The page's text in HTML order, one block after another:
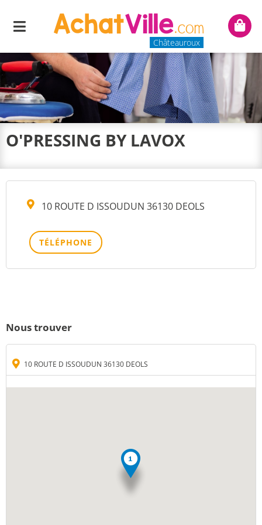
Menu
Châteauroux
Mon
O'PRESSING BY LAVOX
10 ROUTE D ISSOUDUN 36130 DEOLS
TÉLÉPHONE
Nous trouver
10 ROUTE D ISSOUDUN 36130 DEOLS